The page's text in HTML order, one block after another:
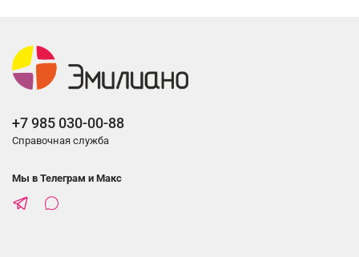
+7 985 030-00-88
Справочная служба
Мы в Телеграм и Макс